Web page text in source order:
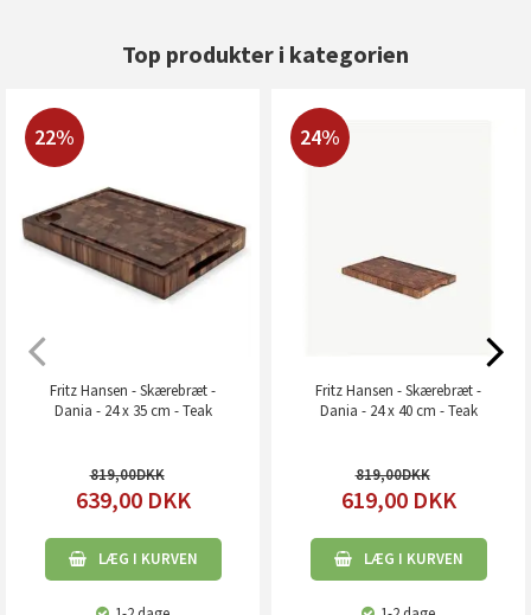
Top produkter i kategorien
22%
Fritz Hansen - Skærebræt -
Dania - 24 x 35 cm - Teak
819,00
639,00 DKK
LÆG I KURVEN
24%
Fritz Hansen - Skærebræt -
Dania - 24 x 40 cm - Teak
819,00
619,00 DKK
LÆG I KURVEN